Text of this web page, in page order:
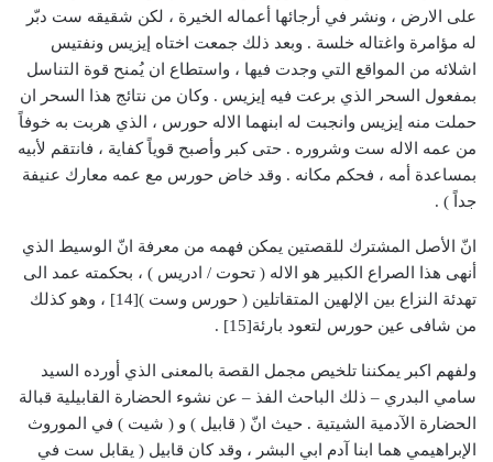
على الارض ، ونشر في أرجائها أعماله الخيرة ، لكن شقيقه ست دبّر
له مؤامرة واغتاله خلسة . وبعد ذلك جمعت اختاه إيزيس ونفتيس
اشلائه من المواقع التي وجدت فيها ، واستطاع ان يُمنح قوة التناسل
بمفعول السحر الذي برعت فيه إيزيس . وكان من نتائج هذا السحر ان
حملت منه إيزيس وانجبت له ابنهما الاله حورس ، الذي هربت به خوفاً
من عمه الاله ست وشروره . حتى كبر وأصبح قوياً كفاية ، فانتقم لأبيه
بمساعدة أمه ، فحكم مكانه . وقد خاض حورس مع عمه معارك عنيفة
جداً ) .
انّ الأصل المشترك للقصتين يمكن فهمه من معرفة انّ الوسيط الذي
أنهى هذا الصراع الكبير هو الاله ( تحوت / ادريس ) ، بحكمته عمد الى
تهدئة النزاع بين الإلهين المتقاتلين ( حورس وست )[14] ، وهو كذلك
من شافى عين حورس لتعود بارئة[15] .
ولفهم اكبر يمكننا تلخيص مجمل القصة بالمعنى الذي أورده السيد
سامي البدري – ذلك الباحث الفذ – عن نشوء الحضارة القابيلية قبالة
الحضارة الآدمية الشيتية . حيث انّ ( قابيل ) و ( شيت ) في الموروث
الإبراهيمي هما ابنا آدم ابي البشر ، وقد كان قابيل ( يقابل ست في